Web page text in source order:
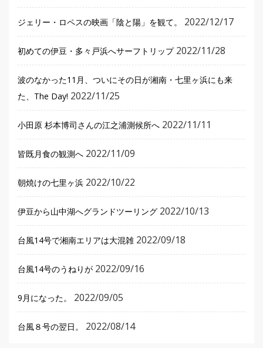
ジェリー・ロペスの映画「陰と陽」を観て。 2022/12/17
初めての伊豆・多々戸浜へサーフトリップ 2022/11/28
波のなかった11月、ついにその日が湘南・七里ヶ浜にも来
た、The Day! 2022/11/25
小田原 杉本博司さんの江之浦測候所へ 2022/11/11
皆既月食の観測へ 2022/11/09
朝焼けの七里ヶ浜 2022/10/22
伊豆から山中湖へグランドツーリング 2022/10/13
台風14号で湘南エリアは大混雑 2022/09/18
台風14号のうねりが 2022/09/16
9月になった。 2022/09/05
台風８号の翌日。 2022/08/14